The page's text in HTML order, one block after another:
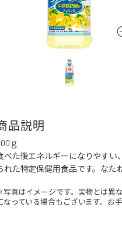
品説明
ｇ
べた後エネルギーになりやすい
れた特定保健用食品です。なた
真はイメージです。実物とは異
なっている場合もございます。お